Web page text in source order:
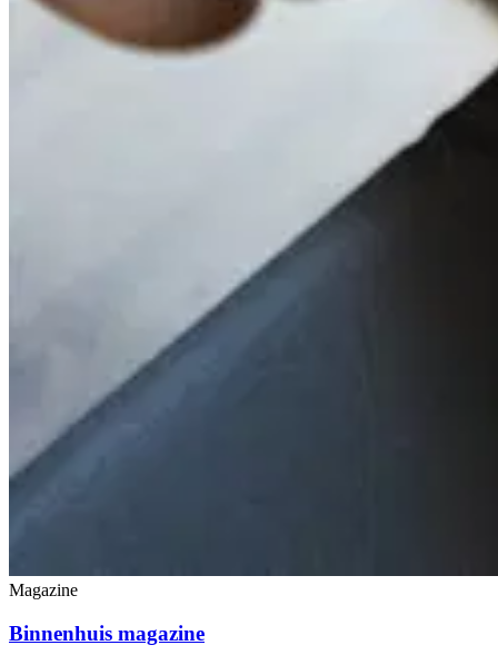
Magazine
Binnenhuis magazine